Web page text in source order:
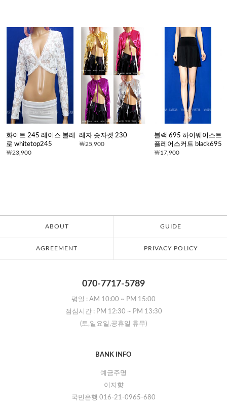
화이트 245 레이스 볼레
로 whitetop245
23,900
레자 숏자켓 230
25,900
블랙 695 하이웨이스트
플레어스커트 black695
17,900
ABOUT GUIDE
AGREEMENT PRIVACY POLICY
070-7717-5789
평일 : AM 10:00 ~ PM 15:00
점심시간 : PM 12:30 ~ PM 13:30
(토,일요일,공휴일 휴무)
BANK INFO
예금주명
이지향
국민은행 016-21-0965-680